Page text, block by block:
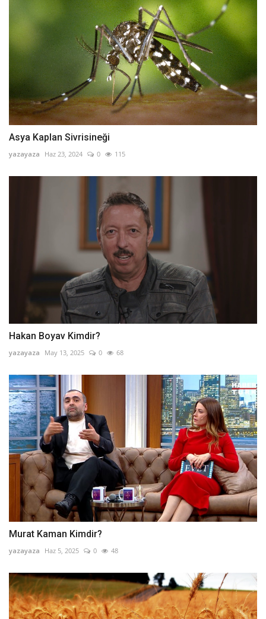
Asya Kaplan Sivrisineği
yazayaza Haz 23, 2024 0 115
Hakan Boyav Kimdir?
yazayaza May 13, 2025 0 68
Murat Kaman Kimdir?
yazayaza Haz 5, 2025 0 48